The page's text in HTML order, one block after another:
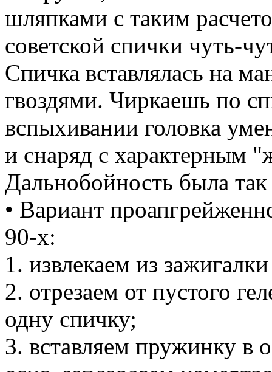
шляпками с таким
советской спички чуть-
Спичка вставлялась на
гвоздями. Чиркаешь по
вспыхивании головка
и снаряд с характерным
Дальнобойность была
• Вариант
90-х:
1. извлекаем из
2. отрезаем от пустого
одну спичку;
3. вставляем пружинку в